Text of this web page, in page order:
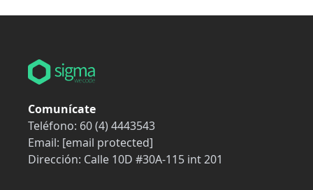
Comunícate
Teléfono: 60 (4) 4443543
Email: [email protected]
Dirección: Calle 10D #30A-115 int 201